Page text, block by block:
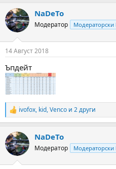
NaDeTo
Модератор Модераторски
14 Август 2018
Ъпдейт
R
e
c
t
i
ivofox, kid,Venco и 2 други
NaDeTo
Модератор Модераторски